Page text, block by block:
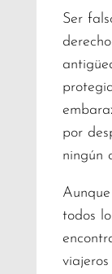
Ser
por
ningún
todos